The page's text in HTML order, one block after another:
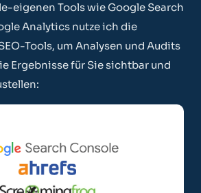
eigenen Tools wie Google Search
Analytics nutze ich die
Tools, um Analysen und Audits
Ergebnisse für Sie sichtbar und